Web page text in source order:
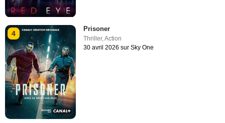
4
Prisoner
Thriller,Action
30 avril 2026 sur Sky One